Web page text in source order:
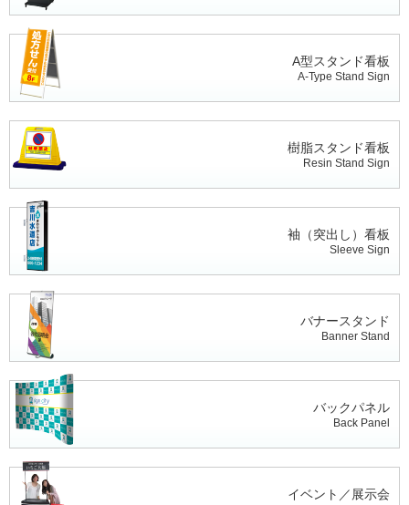
A型スタンド看板
A-Type Stand Sign
樹脂スタンド看板
Resin Stand Sign
袖（突出し）看板
Sleeve Sign
バナースタンド
Banner Stand
バックパネル
Back Panel
イベント／展示会